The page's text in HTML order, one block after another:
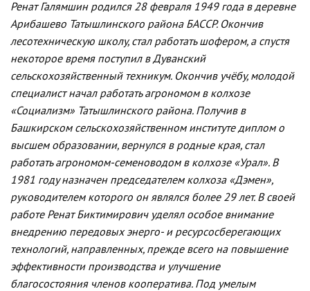
Ренат Галямшин родился 28 февраля 1949 года в деревне
Арибашево Татышлинского района БАССР. Окончив
лесотехническую школу, стал работать шофером, а спустя
некоторое время поступил в Дуванский
сельскохозяйственный техникум. Окончив учёбу, молодой
специалист начал работать агрономом в колхозе
«Социализм» Татышлинского района. Получив в
Башкирском сельскохозяйственном институте диплом о
высшем образовании, вернулся в родные края, стал
работать агрономом-семеноводом в колхозе «Урал». В
1981 году назначен председателем колхоза «Дэмен»,
руководителем которого он являлся более 29 лет. В своей
работе Ренат Биктимирович уделял особое внимание
внедрению передовых энерго- и ресурсосберегающих
технологий, направленных, прежде всего на повышение
эффективности производства и улучшение
благосостояния членов кооператива. Под умелым